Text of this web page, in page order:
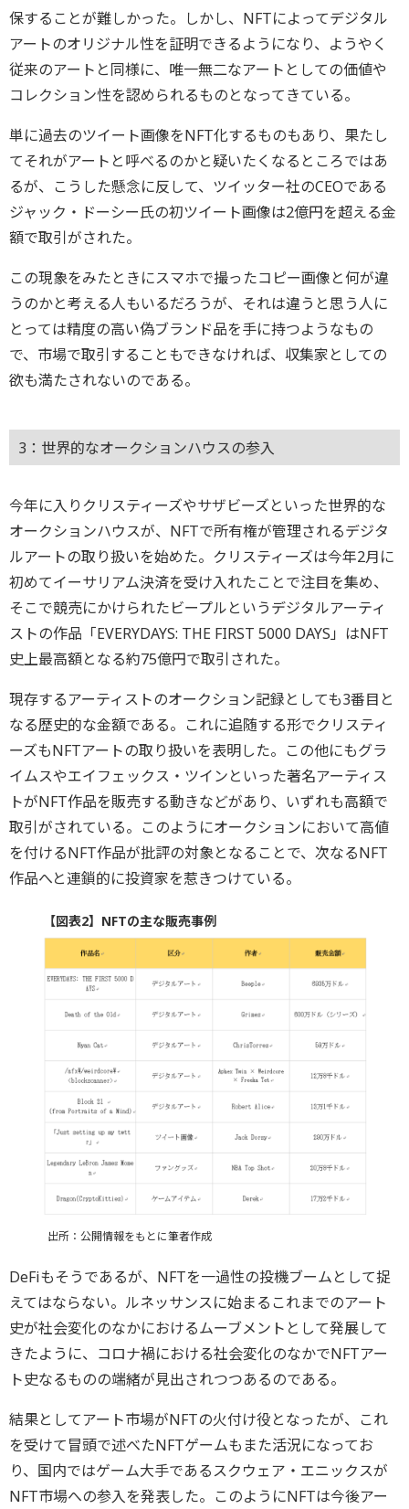
保することが難しかった。しかし、NFTによってデジタル
アートのオリジナル性を証明できるようになり、ようやく
従来のアートと同様に、唯一無二なアートとしての価値や
コレクション性を認められるものとなってきている。
単に過去のツイート画像をNFT化するものもあり、果たし
てそれがアートと呼べるのかと疑いたくなるところではあ
るが、こうした懸念に反して、ツイッター社のCEOである
ジャック・ドーシー氏の初ツイート画像は2億円を超える金
額で取引がされた。
この現象をみたときにスマホで撮ったコピー画像と何が違
うのかと考える人もいるだろうが、それは違うと思う人に
とっては精度の高い偽ブランド品を手に持つようなもの
で、市場で取引することもできなければ、収集家としての
欲も満たされないのである。
3：世界的なオークションハウスの参入
今年に入りクリスティーズやサザビーズといった世界的な
オークションハウスが、NFTで所有権が管理されるデジタ
ルアートの取り扱いを始めた。クリスティーズは今年2月に
初めてイーサリアム決済を受け入れたことで注目を集め、
そこで競売にかけられたビープルというデジタルアーティ
ストの作品「EVERYDAYS: THE FIRST 5000 DAYS」はNFT
史上最高額となる約75億円で取引された。
現存するアーティストのオークション記録としても3番目と
なる歴史的な金額である。これに追随する形でクリスティ
ーズもNFTアートの取り扱いを表明した。この他にもグラ
イムスやエイフェックス・ツインといった著名アーティス
トがNFT作品を販売する動きなどがあり、いずれも高額で
取引がされている。このようにオークションにおいて高値
を付けるNFT作品が批評の対象となることで、次なるNFT
作品へと連鎖的に投資家を惹きつけている。
【図表2】NFTの主な販売事例
出所：公開情報をもとに筆者作成
DeFiもそうであるが、NFTを一過性の投機ブームとして捉
えてはならない。ルネッサンスに始まるこれまでのアート
史が社会変化のなかにおけるムーブメントとして発展して
きたように、コロナ禍における社会変化のなかでNFTアー
ト史なるものの端緒が見出されつつあるのである。
結果としてアート市場がNFTの火付け役となったが、これ
を受けて冒頭で述べたNFTゲームもまた活況になってお
り、国内ではゲーム大手であるスクウェア・エニックスが
NFT市場への参入を発表した。このようにNFTは今後アー